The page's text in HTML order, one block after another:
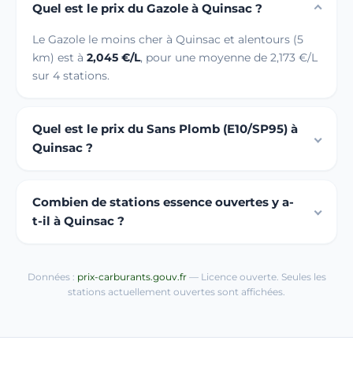
Quel est le prix du Gazole à Quinsac ?
Le Gazole le moins cher à Quinsac et alentours (5
km) est à 2,045 €/L, pour une moyenne de 2,173 €/L
sur 4 stations.
Quel est le prix du Sans Plomb (E10/SP95) à
Quinsac ?
Combien de stations essence ouvertes y a-
t-il à Quinsac ?
Données : prix-carburants.gouv.fr— Licence ouverte. Seules les
stations actuellement ouvertes sont affichées.